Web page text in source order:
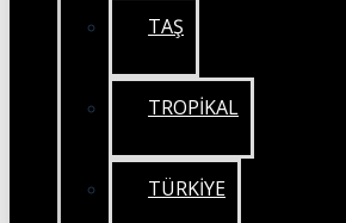
TAŞ
TROPİKAL
TÜRKİYE